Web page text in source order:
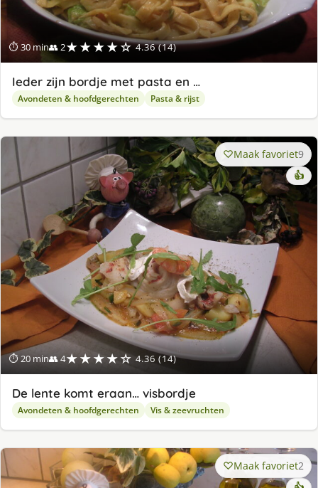
⏱ 30 min👥 2★★★★☆ 4.36 (14)
Ieder zijn bordje met pasta en …
Avondeten & hoofdgerechten Pasta & rijst
⏱ 20 min👥 4★★★★☆ 4.36 (14)
Maak favoriet9
👍
De lente komt eraan… visbordje
Avondeten & hoofdgerechten Vis & zeevruchten
Maak favoriet2